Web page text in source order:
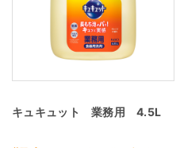
キュキュット 業務用 4.5L